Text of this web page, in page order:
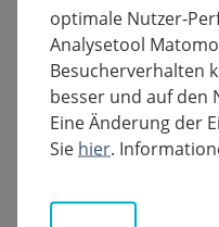
Das MVZ Labor
med. Julia-
ein gutes,
Der Nachweis sei
Impfschutz von
Bußgeld
niedergelassenen
optimale Nutzer-
Analysetool
Besucherverhalten
besser und auf den
Eine Änderung der
Sie hier.